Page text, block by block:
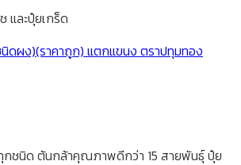
และปุ๋ยเกร็ด
ดผง)(ราคาถูก) แตกแขนง ตราปทุมทอง
กชนิด ต้นกล้าคุณภาพดีกว่า 15 สายพันธุ์ ปุ๋ย